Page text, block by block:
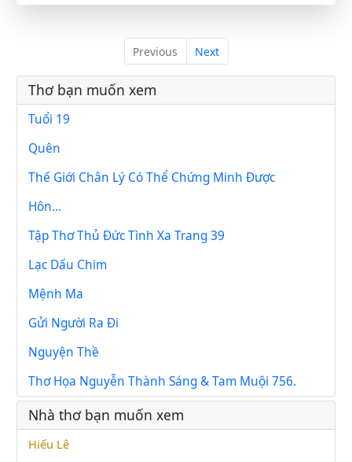
Previous Next
Thơ bạn muốn xem
Tuổi 19
Quên
Thế Giới Chân Lý Có Thể Chứng Minh Được
Hôn...
Tập Thơ Thủ Đức Tình Xa Trang 39
Lạc Dấu Chim
Mệnh Ma
Gửi Người Ra Đi
Nguyện Thề
Thơ Họa Nguyễn Thành Sáng & Tam Muội 756.
Nhà thơ bạn muốn xem
Hiếu Lê